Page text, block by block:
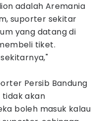
adalah Aremania
suporter sekitar
yang datang di
tiket.
Persib Bandung
akan
boleh masuk kalau